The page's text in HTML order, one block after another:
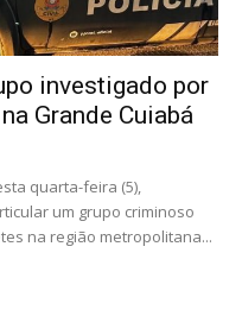
investigado por
Grande Cuiabá
quarta-feira (5),
um grupo criminoso
na região metropolitana...